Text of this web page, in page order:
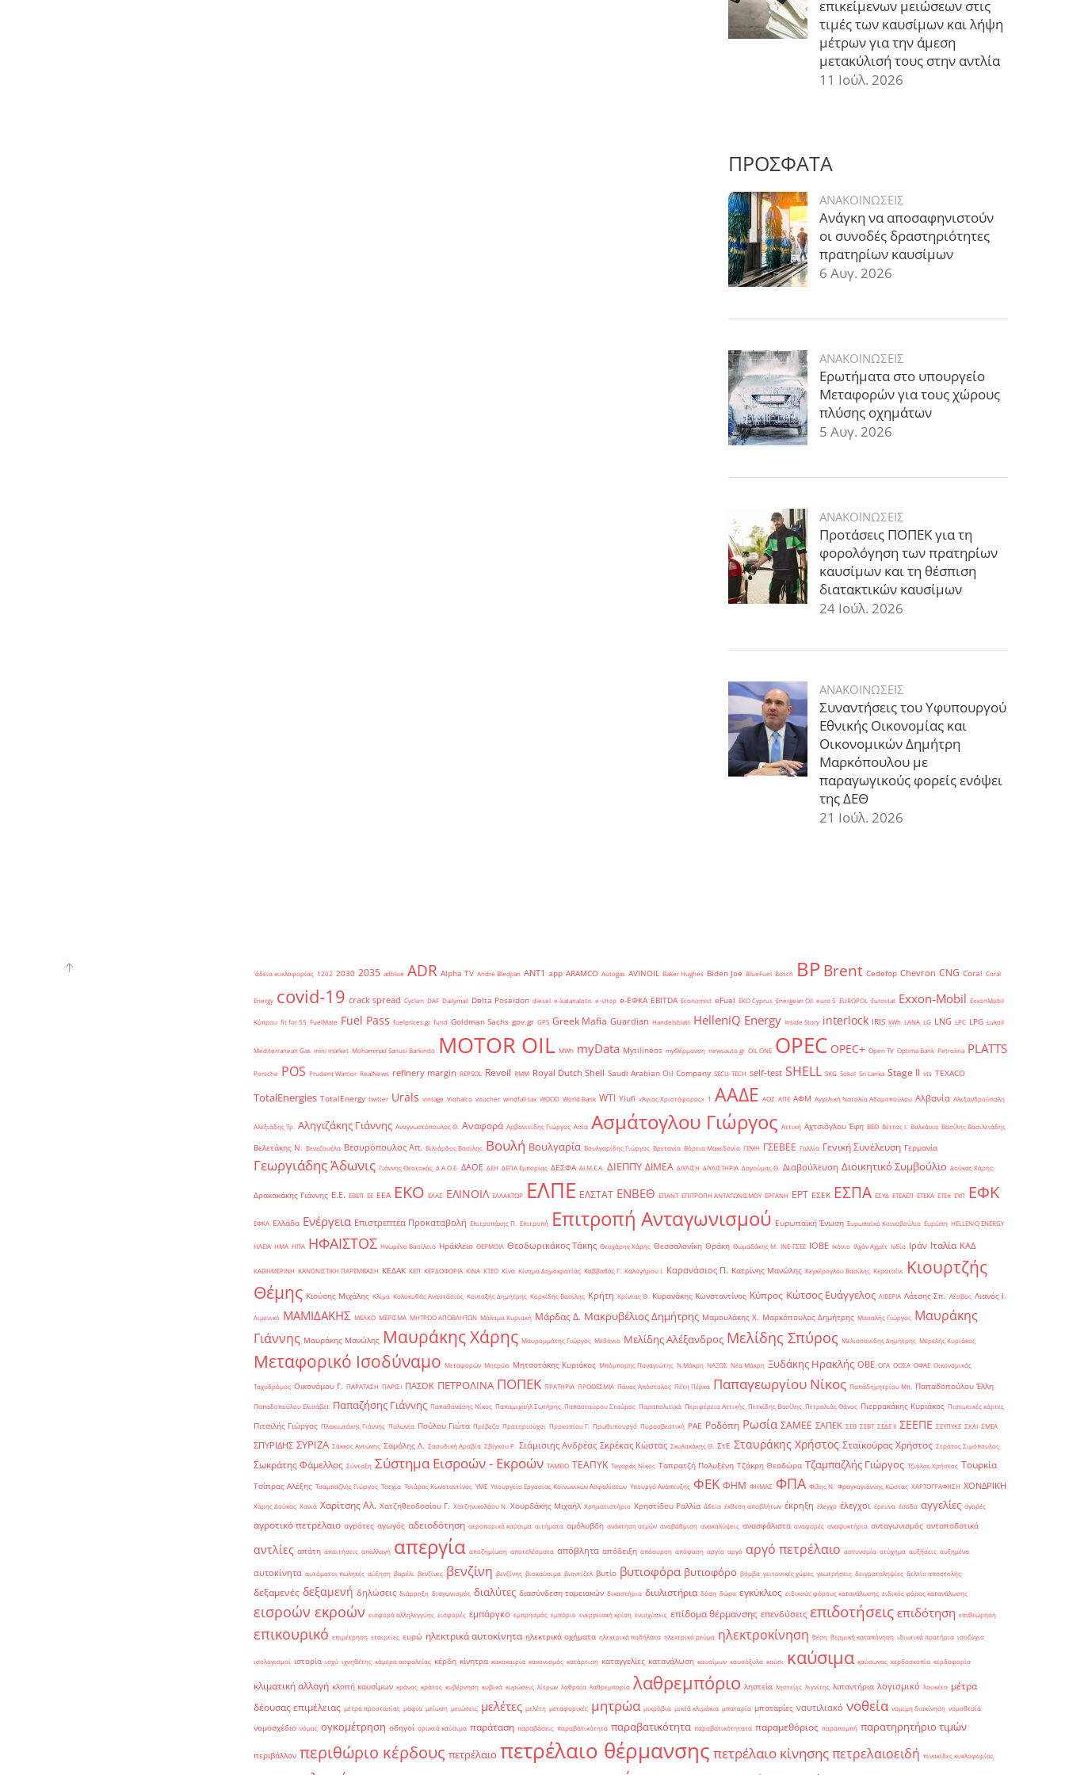
επικείμενων μειώσεων στις
τιμές των καυσίμων και λήψη
μέτρων για την άμεση
μετακύλισή τους στην αντλία
11 Ιούλ. 2026
ΠΡΟΣΦΑΤΑ
ΑΝΑΚΟΙΝΩΣΕΙΣ
Ανάγκη να αποσαφηνιστούν
οι συνοδές δραστηριότητες
πρατηρίων καυσίμων
6 Αυγ. 2026
ΑΝΑΚΟΙΝΩΣΕΙΣ
Ερωτήματα στο υπουργείο
Μεταφορών για τους χώρους
πλύσης οχημάτων
5 Αυγ. 2026
ΑΝΑΚΟΙΝΩΣΕΙΣ
Προτάσεις ΠΟΠΕΚ για τη
φορολόγηση των πρατηρίων
καυσίμων και τη θέσπιση
διατακτικών καυσίμων
24 Ιούλ. 2026
ΑΝΑΚΟΙΝΩΣΕΙΣ
Συναντήσεις του Υφυπουργού
Εθνικής Οικονομίας και
Οικονομικών Δημήτρη
Μαρκόπουλου με
παραγωγικούς φορείς ενόψει
της ΔΕΘ
21 Ιούλ. 2026
'άδεια κυκλοφορίας 1202 2030 2035 adblue ADR Alpha TV Andre Bledjian ANT1 app ARAMCO Autogas AVINOIL Baker Hughes Biden Joe BlueFuel Bosch BPBrent Cedefop Chevron CNG Coral Coral
Energy covid-19 crack spread Cyclon DAF Dailymail Delta Poseidon diesel e-katanalotis e-shop e-ΕΦΚΑ EBITDA Economist eFuel EKO Cyprus Energean Oil euro 5 EUROPOL Eurostat Exxon-Mobil ExxonMobil
Κύπρου fit for 55 FuelMate Fuel Pass fuelprices.gr fund Goldman Sachs gov.gr GPS Greek Mafia Guardian Handelsblatt HelleniQ Energy Inside Story interlock IRIS kWh LANA LG LNG LPC LPG Lukoil
Mediterranean Gas mini market Mohammad Sanusi Barkindo MOTOR OIL MWh myData Mytilineos myΘέρμανση newsauto.gr OIL ONE OPEC OPEC+ Open TV Optima Bank Petrolina PLATTS
Porsche POS Prudent Warrior RealNews refinery margin REPSOL Revoil RMM Royal Dutch Shell Saudi Arabian Oil Company SECU-TECH self-test SHELL SKG Sokol Sri Lanka Stage II sts TEXACO
TotalEnergies TotalEnergy twitter Urals vintage Viohalco voucher windfall tax WOOD World Bank WTI Yiufi «Άγιος Χριστόφορος» ΄1 ΑΑΔΕ ΑΟΖ ΑΠΕ ΑΦΜ Αγγελική Ναταλία Αδαμοπούλου Αλβανία Αλεξανδρούπολη
Αλεξιάδης Τρ. Αληγιζάκης Γιάννης Αναγνωστόπουλος Θ. Αναφορά Αρβανιτίδης Γιώργος Ασία Ασμάτογλου Γιώργος Αττική Αχτσιόγλου Έφη ΒΕΘ Βέττας Ι. Βαλκάνια Βασίλης Βασιλειάδης
Βελετάκης Ν. Βενεζουέλα Βεσυρόπουλος Απ. Βιλιάρδος Βασίλης Βουλή Βουλγαρία Βουλγαρίδης Γιώργος Βρετανία Βόρεια Μακεδονία ΓΕΜΗ ΓΣΕΒΕΕ Γαλλία Γενική Συνέλευση Γερμανία
Γεωργιάδης Άδωνις Γιάννης Θεοτοκάς Δ.Α.Ο.Ε. ΔΑΟΕ ΔΕΗ ΔΕΠΑ Εμπορίας ΔΕΣΦΑ ΔΙ.Μ.Ε.Α. ΔΙΕΠΠΥ ΔΙΜΕΑ ΔΙΥΛΙΣΗ ΔΙΥΛΙΣΤΗΡΙΑ Δαγούμας Θ. Διαβούλευση Διοικητικό Συμβούλιο Δούκας Χάρης
Δρακακάκης Γιάννης Ε.Ε. ΕΒΕΠ ΕΕ ΕΕΑ ΕΚΟ ΕΛΑΣ ΕΛΙΝΟΙΛ ΕΛΛΑΚΤΩΡ ΕΛΠΕ ΕΛΣΤΑΤ ΕΝΒΕΘ ΕΠΑΝΤ ΕΠΙΤΡΟΠΗ ΑΝΤΑΓΩΝΙΣΜΟΥ ΕΡΓΑΝΗ ΕΡΤ ΕΣΕΚ ΕΣΠΑ ΕΣΥΔ ΕΤΕΑΕΠ ΕΤΕΚΑ ΕΤΕπ ΕΥΠ ΕΦΚ
ΕΦΚΑ Ελλάδα Ενέργεια Επιστρεπτέα Προκαταβολή Επιτροπάκης Π. Επιτροπή Επιτροπή Ανταγωνισμού Ευρωπαϊκή Ένωση Ευρωπαϊκό Κοινοβούλιο Ευρώπη ΗELLENiQ ENERGY
ΗΛΕΙΑ ΗΜΑ ΗΠΑ ΗΦΑΙΣΤΟΣ Ηνωμένο Βασίλειο Ηράκλειο ΘΕΡΜΟΙΛ Θεοδωρικάκος Τάκης Θεοχάρης Χάρης Θεσσαλονίκη Θράκη Θωμαδάκης Μ. ΙΝΕ-ΓΣΕΕ ΙΟΒΕ Ικόνιο Ιλχάν Αχμέτ Ινδία Ιράν Ιταλία ΚΑΔ
ΚΑΘΗΜΕΡΙΝΗ ΚΑΝΟΝΙΣΤΙΚΗ ΠΑΡΕΜΒΑΣΗ ΚΕΔΑΚ ΚΕΠ ΚΕΡΔΟΦΟΡΙΑ ΚΙΝΑ ΚΤΕΟ Κίνα Κίνημα Δημοκρατίας Καββαθάς Γ. Καλογήρου Ι. Καρανάσιος Π. Κατρίνης Μανώλης Κεγκέρογλου Βασίλης Κερατσίνι
Κιουρτζής
Θέμης Κιούσης Μιχάλης Κλίμα Κολοκυθάς Αναστάσιος Κονταξής Δημήτρης Κορκίδης Βασίλης Κρήτη Κρίντας Θ. Κυρανάκης Κωνσταντίνος Κύπρος Κώτσος Ευάγγελος ΛΙΒΕΡΙΑ Λάτσης Σπ. Λέσβος Λιανός Ι.
Λιμενικό ΜΑΜΙΔΑΚΗΣ ΜΕΛΚΟ ΜΕΡΙΣΜΑ ΜΗΤΡΩΟ ΑΠΟΒΛΗΤΩΝ Μάλαμα Κυριακή Μάρδας Δ. Μακρυβέλιος Δημήτρης Μαμουλάκης Χ. Μαρκόπουλος Δημήτρης Μασαλής Γιώργος Μαυράκης
Γιάννης Μαυράκης Μανώλης Μαυράκης Χάρης Μαυρομμάτης Γιώργος Μεθάνιο Μελίδης Αλέξανδρος Μελίδης Σπύρος Μελισσανίδης Δημήτρης Μερελής Κυριάκος
Μεταφορικό Ισοδύναμο Μεταφορών Μητρώο Μητσοτάκης Κυριάκος Μπόμπορης Παναγιώτης Ν.Μάκρη ΝΑΞΟΣ Νέα Μάκρη Ξυδάκης Ηρακλής ΟΒΕ ΟΓΑ ΟΟΣΑ ΟΦΑΕ Οικονομικός
Ταχυδρόμος Οικονόμου Γ. ΠΑΡΑΤΑΣΗ ΠΑΡΙΣΙ ΠΑΣΟΚ ΠΕΤΡΟΛΙΝΑ ΠΟΠΕΚ ΠΡΑΤΗΡΙΑ ΠΡΟΘΕΣΜΙΑ Πάνας Απόστολος Πέτη Πέρκα Παπαγεωργίου Νίκος Παπαδημητρίου Μπ. Παπαδοπούλου Έλλη
Παπαδοπούλου Ελισάβετ Παπαζήσης Γιάννης Παπαθανάσης Νίκος Παπαμιχαήλ Σωτήρης Παπασταύρου Σταύρος Παραπολιτικά Περιφέρεια Αττικής Πετκίδης Βασίλης Πετραλιάς Θάνος Πιερρακάκης Κυριάκος Πιστωτικές κάρτες
Πιτσιλής Γιώργος Πλακιωτάκης Γιάννης Πολωνία Πούλου Γιώτα Πρέβεζα Πρατηριούχοι Προκοπίου Γ. Πρωθυπουργό Πυροσβεστική ΡΑΕ Ροδόπη Ρωσία ΣΑΜΕΕ ΣΑΠΕΚ ΣΕΒ ΣΕΒΤ ΣΕΔΕ ΙΙ ΣΕΕΠΕ ΣΕΥΠΥΚΕ ΣΚΑΙ ΣΜΕΑ
ΣΠΥΡΙΔΗΣ ΣΥΡΙΖΑ Σάκκος Αντώνης Σαμόλης Λ. Σαουδική Αραβία Σβίγκου Ρ. Σιάμισιης Ανδρέας Σκρέκας Κώστας Σκυλακάκης Θ. ΣτΕ Σταυράκης Χρήστος Σταϊκούρας Χρήστος Στράτος Σιμόπουλος
Σωκράτης Φάμελλος Σύνταξη Σύστημα Εισροών - Εκροών ΤΑΜΕΙΟ ΤΕΑΠΥΚ Ταγαράς Νίκος Ταπρατζή Πολυξένη Τζάκρη Θεοδώρα Τζαμπαζλής Γιώργος Τζιόλας Χρήστος Τουρκία
Τσίπρας Αλέξης Τσαμπαζλής Γιώργος Τσεχία Τσιάρας Κωνσταντίνος ΥΜΕ Υπουργείο Εργασίας Κοινωνικών Ασφαλίσεων Υπουργό Ανάπτυξης ΦΕΚ ΦΗΜ ΦΗΜΑΣ ΦΠΑ Φίλης Ν. Φραγκογιάννης Κώστας ΧΑΡΤΟΓΡΑΦΗΣΗ ΧΟΝΔΡΙΚΗ
Χάρης Δούκας Χανιά Χαρίτσης Αλ. Χατζηθεοδοσίου Γ. Χατζηνικολάου Ν. Χουρδάκης Μιχαήλ Χρηματιστήριο Χρηστίδου Ραλλία άδεια έκθεση αποβλήτων έκρηξη έλεγχο έλεγχοι έρευνα έσοδα αγγελίες αγορές
αγροτικό πετρέλαιο αγρότες αγωγός αδειοδότηση αεροπορικά καύσιμα αιτήματα αμόλυβδη ανάκτηση ατμών αναβάθμιση ανακαλύψεις ανασφάλιστα αναφορές αναψυκτήρια ανταγωνισμός ανταποδοτικά
αντλίες απάτη απαιτήσεις απαλλαγή απεργία αποζημίωση αποτελέσματα απόβλητα απόδειξη απόσυρση απόφαση αργία αργό αργό πετρέλαιο αστυνομία ατύχημα αυξήσεις αυξημένα
αυτοκίνητα αυτόματοι πωλητές αύξηση βαρέλι βενζίνες βενζίνη βενζίνης βιοκαύσιμα βιοντίζελ βυτίο βυτιοφόρα βυτιοφόρο βόμβα γειτονικές χώρες γεωτρήσεις δειγματοληψίες δελτίο αποστολής
δεξαμενές δεξαμενή δηλώσεις διάρρηξη διαγωνισμός διαλύτες διασύνδεση ταμειακών δικαστήριο διυλιστήρια δόση δώρα εγκύκλιος ειδικούς φόρους κατανάλωσης ειδικός φόρος κατανάλωσης
εισροών εκροών εισφορά αλληλεγγύης εισφορές εμπάργκο εμπρησμός εμπόριο ενεργειακή κρίση ενισχύσεις επίδομα θέρμανσης επενδύσεις επιδοτήσεις επιδότηση επιθεώρηση
επικουρικό επιμέτρηση εταιρείες ευρώ ηλεκτρικά αυτοκίνητα ηλεκτρικά οχήματα ηλεκτρικά ποδήλατα ηλεκτρικό ρεύμα ηλεκτροκίνηση θέση θερμική καταπόνηση ιδιωτικά πρατήρια ισοζύγιο
ισολογισμοί ιστορία ισχύ ιχνηθέτης κάμερα ασφαλείας κέρδη κίνητρα κακοκαιρία κανονισμός κατάρτιση καταγγελίες κατανάλωση καυσίμων καυσόξυλα καύσι καύσιμα καύσωνας κερδοσκοπία κερδοφορία
κλιματική αλλαγή κλοπή καυσίμων κράνος κράτος κυβέρνηση κυβικά κυρώσεις λίτρων λαθραία λαθρεμπορία λαθρεμπόριο ληστεία ληστείες λιγνίτης λιπαντήρια λογισμικό λουκέτο μέτρα
δέουσας επιμέλειας μέτρα προστασίας μαφία μείωση μειώσεις μελέτες μελέτη μεταφορικές μητρώα μικρόβια μικτά κλιμάκια μπαταρία μπαταρίες ναυτιλιακό νοθεία νομιμη διακίνηση νομοθεσία
νομοσχέδιο νόμος ογκομέτρηση οδηγοί ορυκτά καύσιμα παράταση παραβάσεις παραβάτικότητα παραβατικότητα παραβατικότητατα παραμεθόριος παραπομπή παρατηρητήριο τιμών
περιβάλλον περιθώριο κέρδους πετρέλαιο πετρέλαιο θέρμανσης πετρέλαιο κίνησηςπετρελαιοειδή πινακίδες κυκλοφορίας